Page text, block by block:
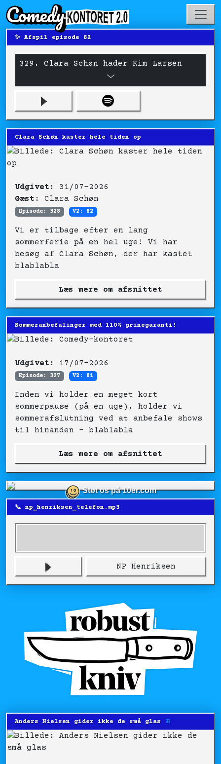
✨ Afspil episode 82
329. Clara Schøn hader Kim Larsen
Clara Schøn kaster hele tiden op
Udgivet:
31/07-2026
Gæst:
Clara Schøn
Episode: 328 V2: 82
Vi er tilbage efter en lang
sommerferie på en hel uge! Vi har
besøg af Clara Schøn, der har kastet
blablabla
Læs mere om afsnittet
Sommeranbefalinger med 110% grinegaranti!
Udgivet: 17/07-2026
Episode: 327 V2: 81
Inden vi holder en meget kort
sommerpause (på en uge), holder vi
sommerafslutning ved at anbefale shows
til hinanden – blablabla
Læs mere om afsnittet
Støt os på 10er.com
📞 np_henriksen_telefon.mp3
NP Henriksen
Anders Nielsen gider ikke de små glas 🍌